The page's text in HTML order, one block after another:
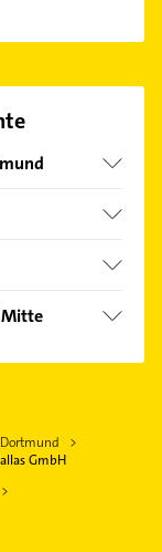
Mitte
GmbH